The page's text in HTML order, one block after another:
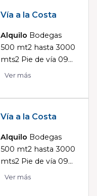
Vía a la Costa
Alquilo Bodegas
500 mt2 hasta 3000
mts2 Pie de vía 09...
Ver más
Vía a la Costa
Alquilo Bodegas
500 mt2 hasta 3000
mts2 Pie de vía 09...
Ver más